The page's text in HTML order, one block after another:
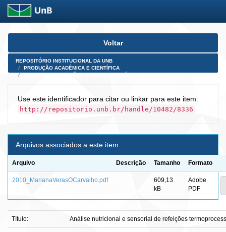
Skip
Voltar
REPOSITÓRIO INSTITUCIONAL DA UNB
PRODUÇÃO ACADÊMICA E CIENTÍFICA
Use este identificador para citar ou linkar para este item:
http://repositorio.unb.br/handle/10482/8336
Arquivos associados a este item:
Arquivo Descrição Tamanho Formato
2010_MarianaVerasOCarvalho.pdf
609,13
kB
Adobe
PDF
Título: Análise nutricional e sensorial de refeições